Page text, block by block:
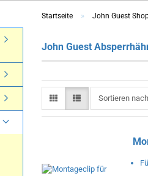
Startseite » John Guest
John Guest
Sortieren nach
Sortieren nach